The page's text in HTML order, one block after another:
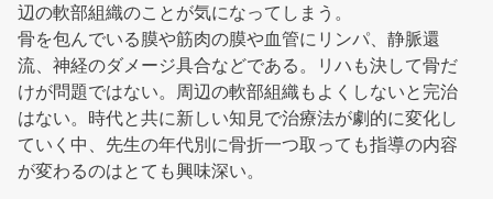
辺の軟部組織のことが気になってしまう。
骨を包んでいる膜や筋肉の膜や血管にリンパ、静脈還
流、神経のダメージ具合などである。リハも決して骨だ
けが問題ではない。周辺の軟部組織もよくしないと完治
はない。時代と共に新しい知見で治療法が劇的に変化し
ていく中、先生の年代別に骨折一つ取っても指導の内容
が変わるのはとても興味深い。